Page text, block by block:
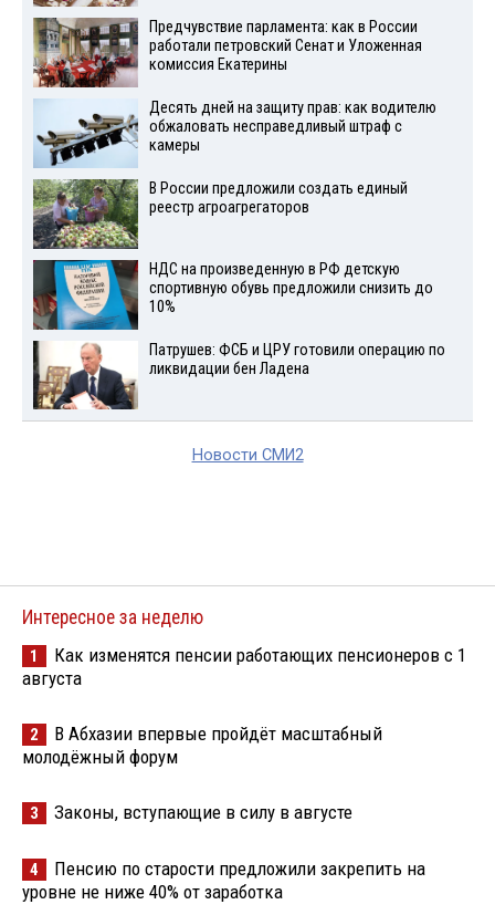
Предчувствие парламента: как в России
работали петровский Сенат и Уложенная
комиссия Екатерины
Десять дней на защиту прав: как водителю
обжаловать несправедливый штраф с
камеры
В России предложили создать единый
реестр агроагрегаторов
НДС на произведенную в РФ детскую
спортивную обувь предложили снизить до
10%
Патрушев: ФСБ и ЦРУ готовили операцию по
ликвидации бен Ладена
Новости СМИ2
Интересное за неделю
1
Как изменятся пенсии работающих пенсионеров с 1
августа
2
В Абхазии впервые пройдёт масштабный
молодёжный форум
3 Законы, вступающие в силу в августе
4
Пенсию по старости предложили закрепить на
уровне не ниже 40% от заработка